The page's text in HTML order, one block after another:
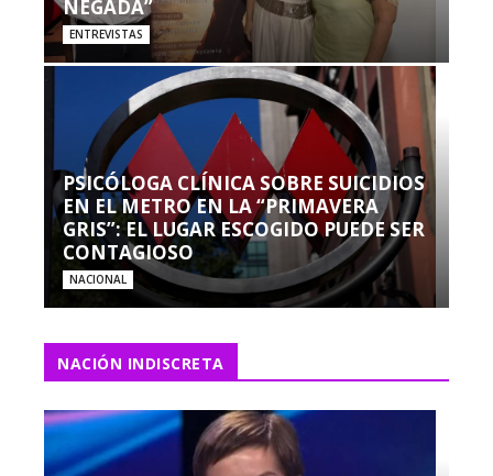
NEGADA”
ENTREVISTAS
PSICÓLOGA CLÍNICA SOBRE SUICIDIOS
EN EL METRO EN LA “PRIMAVERA
GRIS”: EL LUGAR ESCOGIDO PUEDE SER
CONTAGIOSO
NACIONAL
NACIÓN INDISCRETA